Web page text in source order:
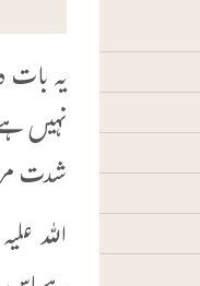
یہ
نہیں
شدت
اللہ